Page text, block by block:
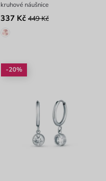
kruhové náušnice
337 Kč 449 Kč
-20%